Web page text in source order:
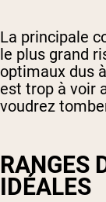
La principale
le plus grand
optimaux dus
est trop à voir
voudrez
RANGES
IDÉALES